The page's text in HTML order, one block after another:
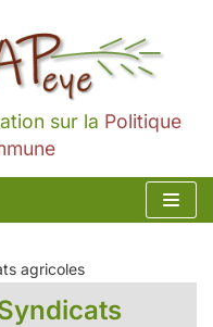
sur la Politique
agricoles